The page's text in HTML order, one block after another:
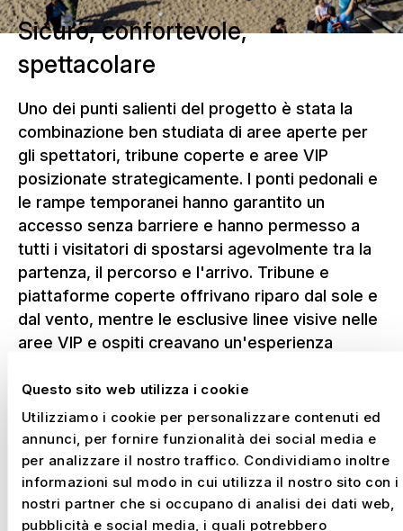
Questo sito web utilizza i cookie
Utilizziamo i cookie per personalizzare contenuti ed
annunci, per fornire funzionalità dei social media e
per analizzare il nostro traffico. Condividiamo inoltre
informazioni sul modo in cui utilizza il nostro sito con i
nostri partner che si occupano di analisi dei dati web,
pubblicità e social media, i quali potrebbero
Sicuro, confortevole,
spettacolare
Uno dei punti salienti del progetto è stata la
combinazione ben studiata di aree aperte per
gli spettatori, tribune coperte e aree VIP
posizionate strategicamente. I ponti pedonali e
le rampe temporanei hanno garantito un
accesso senza barriere e hanno permesso a
tutti i visitatori di spostarsi agevolmente tra la
partenza, il percorso e l'arrivo. Tribune e
piattaforme coperte offrivano riparo dal sole e
dal vento, mentre le esclusive linee visive nelle
aree VIP e ospiti creavano un'esperienza
Nonostante l'accessibilità pubblica della
spiaggia, NUSSLI è riuscita a garantire uno
svolgimento sicuro, confortevole e ben
strutturato.